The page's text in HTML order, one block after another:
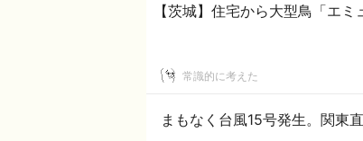
【茨城】住宅から大型鳥「エミ
常識的に考えた
まもなく台風15号発生。関東